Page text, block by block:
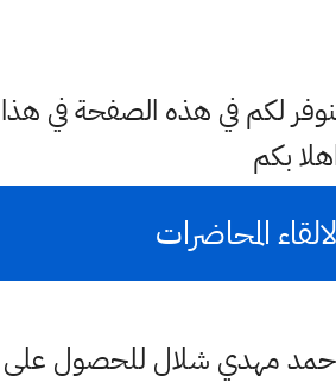
حاليا اكثر البحث في الوقت الحالي عن كتاب محاضرين ٢٠٢٠ وسنوفر لكم في هذه الصفحة في هذا
بكم
احمد مهدي شلال للحصول على